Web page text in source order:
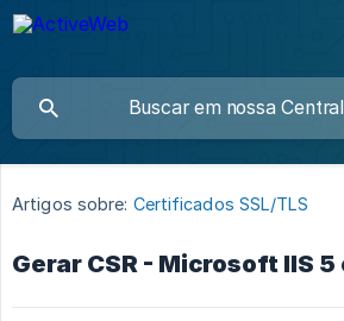
Artigos sobre: Certificados SSL/TLS
Gerar CSR - Microsoft IIS 5